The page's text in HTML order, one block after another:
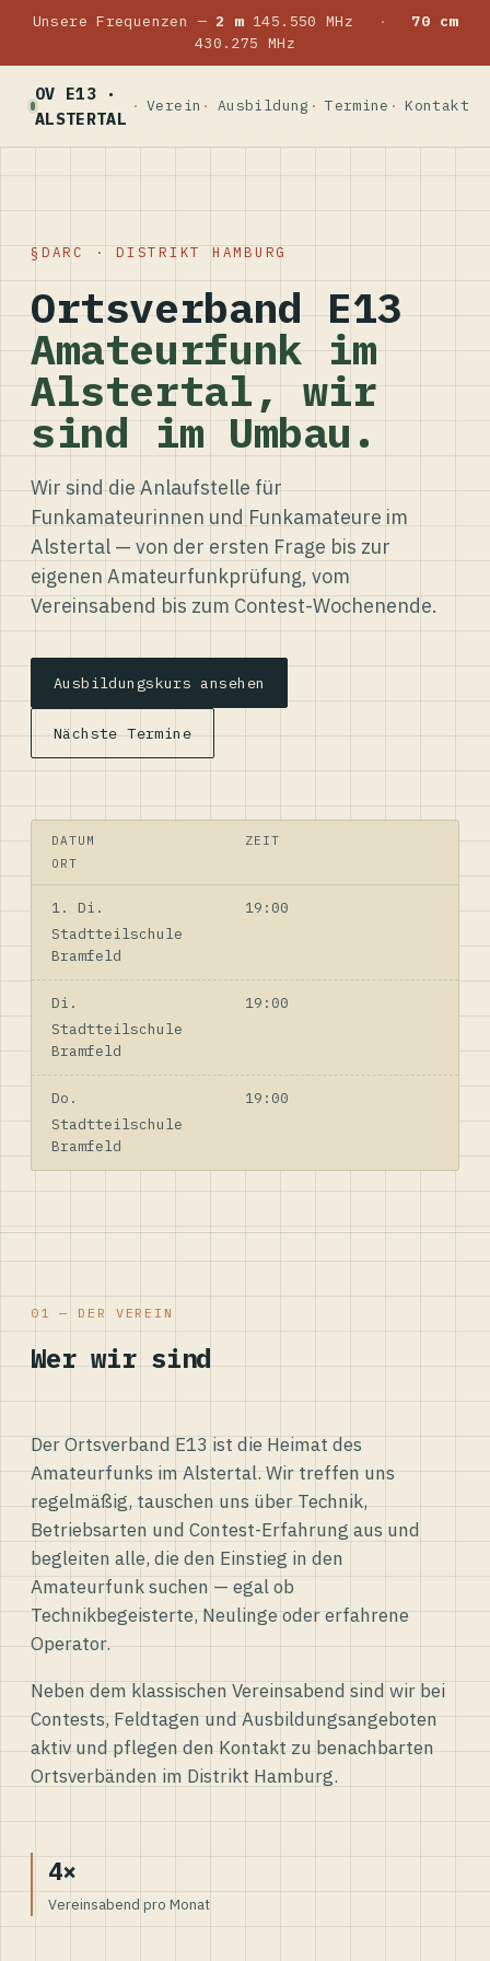
Unsere Frequenzen — 2 m145.550 MHz ·
70 cm
430.275 MHz
OV E13 ·
ALSTERTAL
Verein Ausbildung Termine Kontakt
DARC · DISTRIKT HAMBURG
Ortsverband E13
Amateurfunk im
Alstertal, wir
sind im Umbau.
Wir sind die Anlaufstelle für
Funkamateurinnen und Funkamateure im
Alstertal — von der ersten Frage bis zur
eigenen Amateurfunkprüfung, vom
Vereinsabend bis zum Contest-Wochenende.
Ausbildungskurs ansehen
Nächste Termine
DATUM
ZEIT
ORT
1. Di.
19:00
Stadtteilschule
Bramfeld
Di.
19:00
Stadtteilschule
Bramfeld
Do.
19:00
Stadtteilschule
Bramfeld
01 — DER VEREIN
Wer wir sind
Der Ortsverband E13 ist die Heimat des
Amateurfunks im Alstertal. Wir treffen uns
regelmäßig, tauschen uns über Technik,
Betriebsarten und Contest-Erfahrung aus und
begleiten alle, die den Einstieg in den
Amateurfunk suchen — egal ob
Technikbegeisterte, Neulinge oder erfahrene
Operator.
Neben dem klassischen Vereinsabend sind wir bei
Contests, Feldtagen und Ausbildungsangeboten
aktiv und pflegen den Kontakt zu benachbarten
Ortsverbänden im Distrikt Hamburg.
4×
Vereinsabend pro Monat